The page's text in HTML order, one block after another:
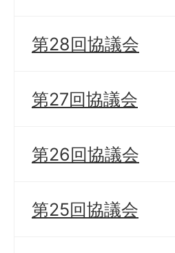
第28回協議会
第27回協議会
第26回協議会
第25回協議会